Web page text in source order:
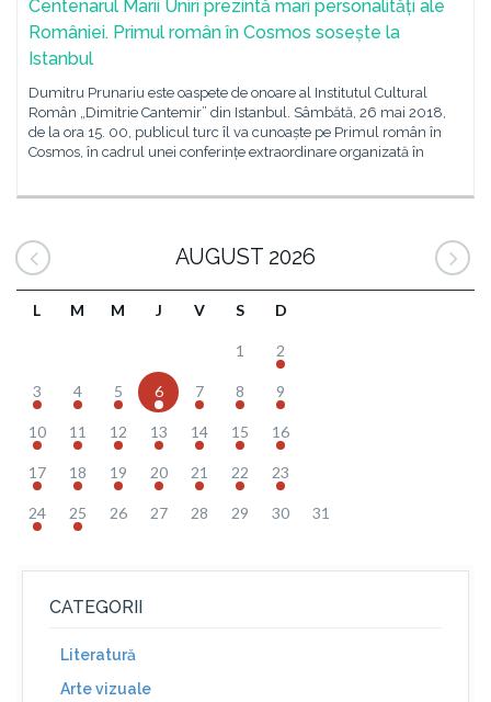
Centenarul Marii Uniri prezintă mari personalități ale
României. Primul român în Cosmos sosește la
Istanbul
Dumitru Prunariu este oaspete de onoare al Institutul Cultural
Român „Dimitrie Cantemir” din Istanbul. Sâmbătă, 26 mai 2018,
de la ora 15. 00, publicul turc îl va cunoaște pe Primul român în
Cosmos, în cadrul unei conferințe extraordinare organizată în
AUGUST 2026
L M M J V S D
1 2
3 4 5 6 7 8 9
10 11 12 13 14 15 16
17 18 19 20 21 22 23
24 25 26 27 28 29 30 31
CATEGORII
Literatură
Arte vizuale